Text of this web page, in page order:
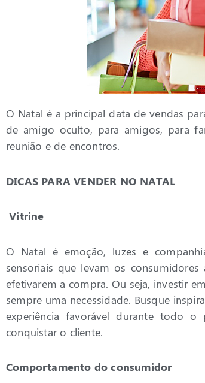
O Natal é a principal data de vendas
de amigo oculto, para amigos, para
reunião e de encontros.
DICAS PARA VENDER NO NATAL
Vitrine
O Natal é emoção, luzes e
sensoriais que levam os
efetivarem a compra. Ou seja, investir
sempre uma necessidade. Busque
experiência favorável durante todo o
conquistar o cliente.
Comportamento do consumidor